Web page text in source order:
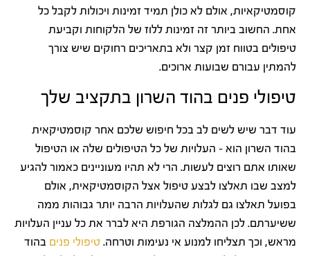
קוסמטיקאיות, אולם לא כולן תמיד זמינות ויכולות לקבל כל
אחת. החשוב ביותר זה זמינות ללוז של הלקוחות וקביעת
טיפולים בטווח זמן קצר ולא בתאריכים רחוקים שיש צורך
להמתין עבורם שבועות ארוכים.
טיפולי פנים בהוד השרון בתקציב שלך
עוד דבר שיש לשים לב בכל חיפוש שלכם אחר קוסמטיקאית
בהוד השרון הוא – העלויות של כל הטיפולים שלה או הטיפול
שאותו אתם רוצים לעשות. הרי לא תהיו מעוניינים כאמור להגיע
למצב שבו תאלצו לבצע טיפול אצל הקוסמטיקאית, אולם
בפועל תאלצו גם לגלות שהעלויות הרבה יותר גבוהות ממה
ששיערתם. לכן ההמלצה הגורפת היא לברר את כל עניין העלויות
מראש, וכך תצליחו למנוע אי נעימות וטרחה. טיפולי פנים בהוד